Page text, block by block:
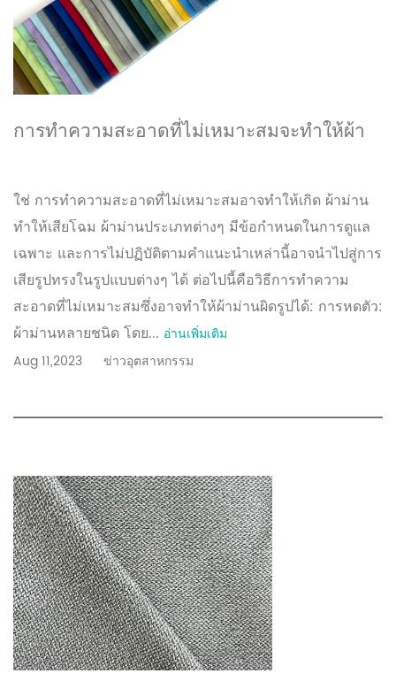
การทำความสะอาดที่ไม่เหมาะสมจะทำให้ผ้า
ใช่ การทำความสะอาดที่ไม่เหมาะสมอาจทำให้เกิด ผ้าม่าน
ทำให้เสียโฉม ผ้าม่านประเภทต่างๆ มีข้อกำหนดในการดูแล
เฉพาะ และการไม่ปฏิบัติตามคำแนะนำเหล่านี้อาจนำไปสู่การ
เสียรูปทรงในรูปแบบต่างๆ ได้ ต่อไปนี้คือวิธีการทำความ
สะอาดที่ไม่เหมาะสมซึ่งอาจทำให้ผ้าม่านผิดรูปได้: การหดตัว:
ผ้าม่านหลายชนิด โดย... อ่านเพิ่มเติม
Aug 11,2023
ข่าวอุตสาหกรรม